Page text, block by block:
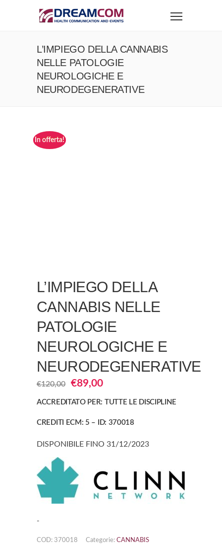
L’IMPIEGO DELLA CANNABIS
NELLE PATOLOGIE
NEUROLOGICHE E
NEURODEGENERATIVE
In offerta!
L’IMPIEGO DELLA
CANNABIS NELLE
PATOLOGIE
NEUROLOGICHE E
NEURODEGENERATIVE
€120,00
Il
era:
€89,00Il
è:
ACCREDITATO PER: TUTTE LE DISCIPLINE
CREDITI ECM: 5 – ID: 370018
DISPONIBILE FINO 31/12/2023
-
COD: 370018 Categorie: CANNABIS